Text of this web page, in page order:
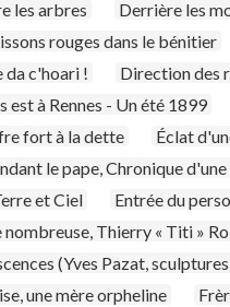
les arbres
Derrière les
rouges dans le bénitier
da c'hoari !
Direction des
est à Rennes - Un été 1899
fort à la dette
Éclat
le pape, Chronique
et Ciel
Entrée du
nombreuse, Thierry « Titi »
(Yves Pazat,
une mère orpheline